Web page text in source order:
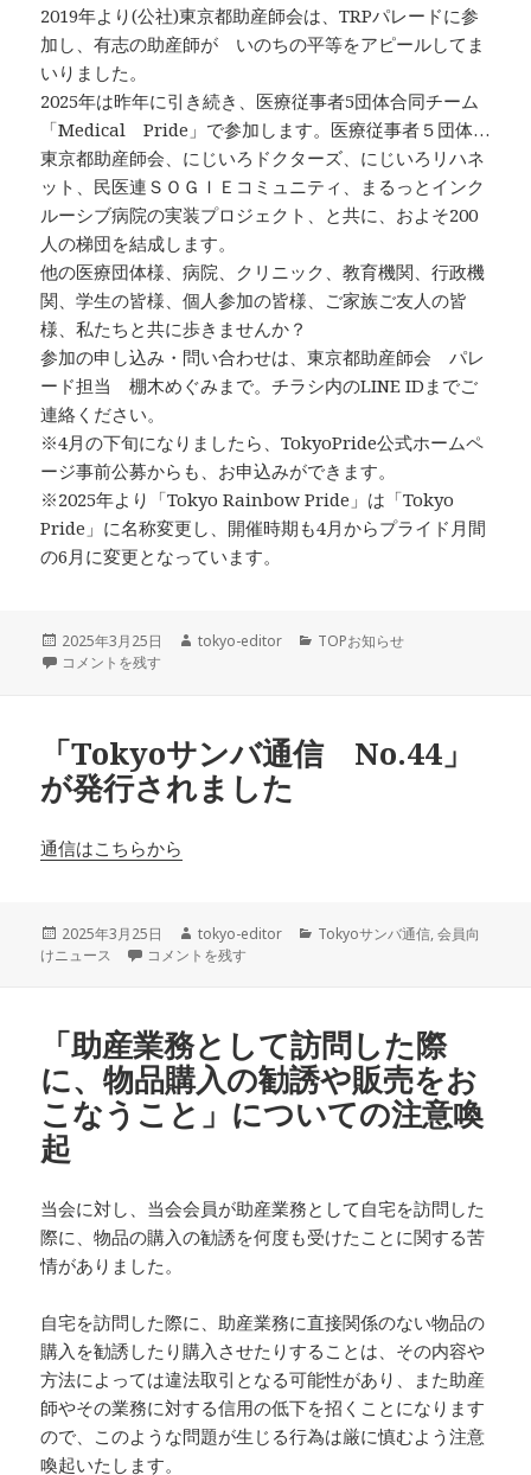
2019年より(公社)東京都助産師会は、TRPパレードに参
加し、有志の助産師が いのちの平等をアピールしてま
いりました。
2025年は昨年に引き続き、医療従事者5団体合同チーム
「Medical Pride」で参加します。医療従事者５団体…
東京都助産師会、にじいろドクターズ、にじいろリハネ
ット、民医連ＳＯＧＩＥコミュニティ、まるっとインク
ルーシブ病院の実装プロジェクト、と共に、およそ200
人の梯団を結成します。
他の医療団体様、病院、クリニック、教育機関、行政機
関、学生の皆様、個人参加の皆様、ご家族ご友人の皆
様、私たちと共に歩きませんか？
参加の申し込み・問い合わせは、東京都助産師会 パレ
ード担当 棚木めぐみまで。チラシ内のLINE IDまでご
連絡ください。
※4月の下旬になりましたら、TokyoPride公式ホームペ
ージ事前公募からも、お申込みができます。
※2025年より「Tokyo Rainbow Pride」は「Tokyo
Pride」に名称変更し、開催時期も4月からプライド月間
の6月に変更となっています。
投
稿
2025年3月25日
作
tokyo-editor
カ
TOPお知らせ
2025年東京プライドパレード参加者募集します！ に
コメントを残す
「Tokyoサンバ通信 No.44」
が発行されました
通信はこちらから
投
稿
2025年3月25日
作
成
tokyo-editor
カ
Tokyoサンバ通信,会員向
けニュース
「Tokyoサンバ通信 No.44」が発行されました に
コメントを残す
「助産業務として訪問した際
に、物品購入の勧誘や販売をお
こなうこと」についての注意喚
起
当会に対し、当会会員が助産業務として自宅を訪問した
際に、物品の購入の勧誘を何度も受けたことに関する苦
情がありました。
自宅を訪問した際に、助産業務に直接関係のない物品の
購入を勧誘したり購入させたりすることは、その内容や
方法によっては違法取引となる可能性があり、また助産
師やその業務に対する信用の低下を招くことになります
ので、このような問題が生じる行為は厳に慎むよう注意
喚起いたします。